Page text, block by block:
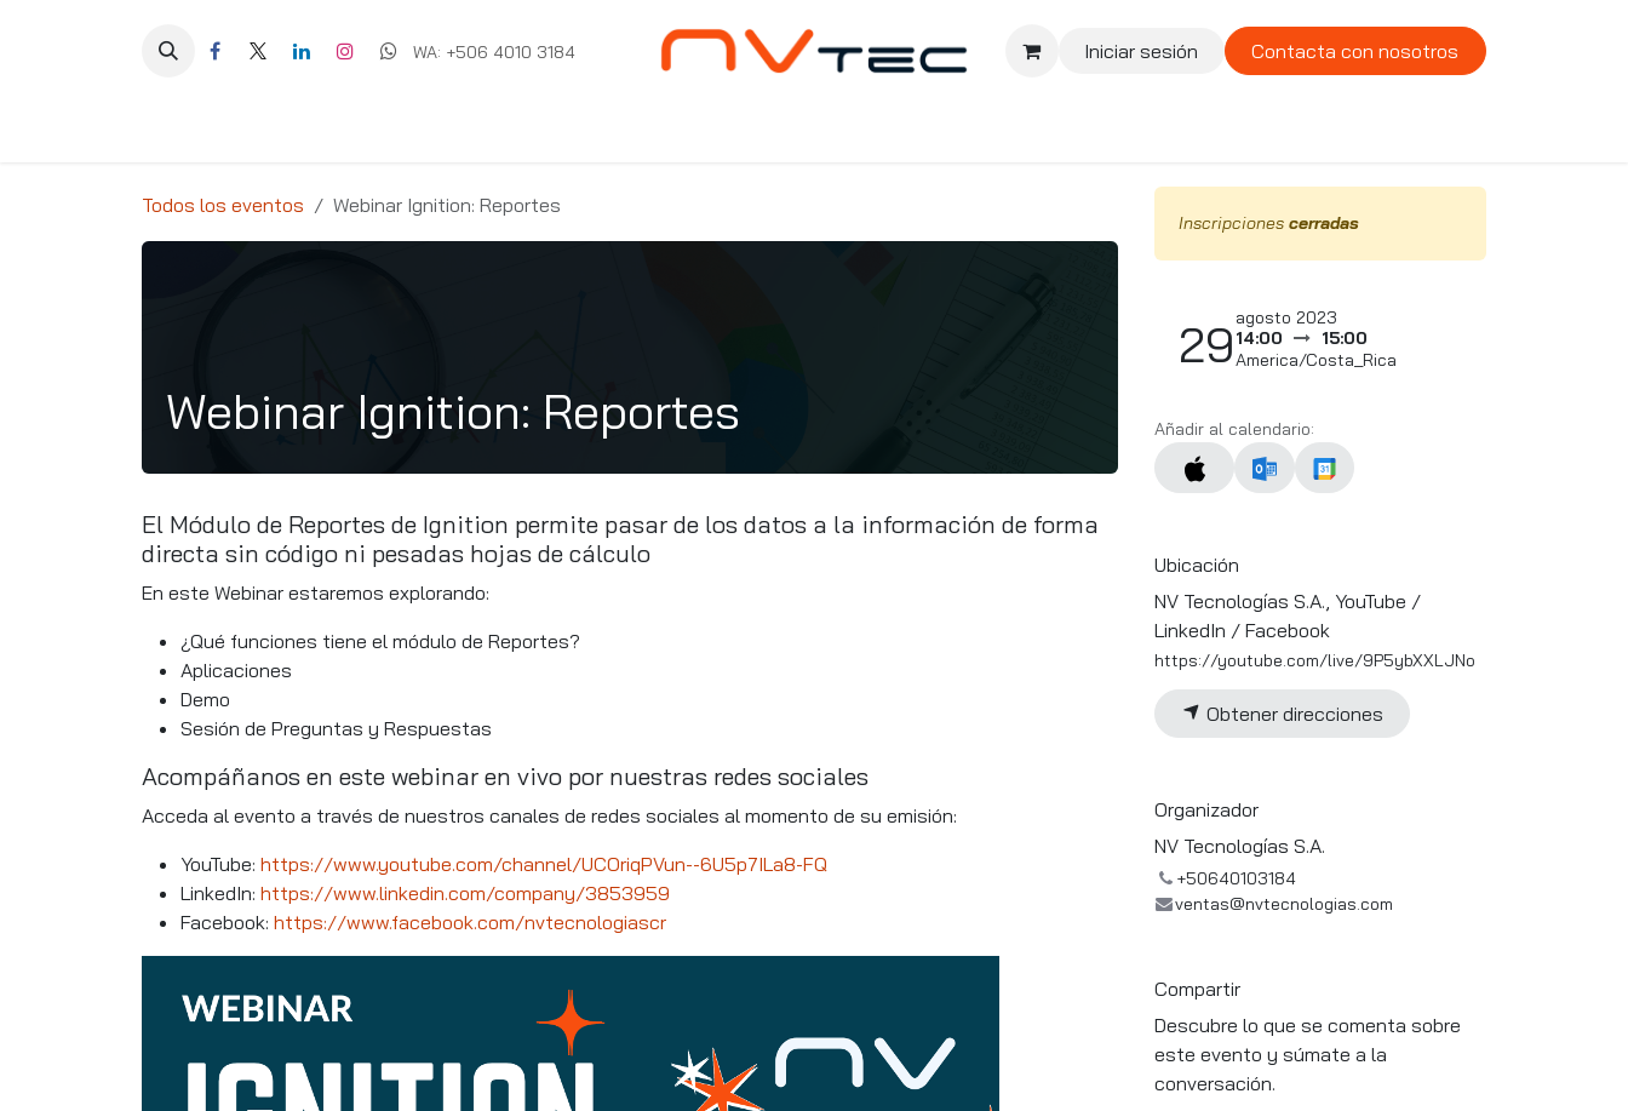
WA: +506 4010 3184 Iniciar sesión Contacta con nosotros
Todos los eventos Webinar Ignition: Reportes
Webinar Ignition: Reportes
El Módulo de Reportes de Ignition permite pasar de los datos a la información de forma
directa sin código ni pesadas hojas de cálculo
En este Webinar estaremos explorando:
¿Qué funciones tiene el módulo de Reportes?
Aplicaciones
Demo
Sesión de Preguntas y Respuestas
Acompáñanos en este webinar en vivo por nuestras redes sociales
Acceda al evento a través de nuestros canales de redes sociales al momento de su emisión:
YouTube: https://www.youtube.com/channel/UCOriqPVun--6U5p7ILa8-FQ
LinkedIn: https://www.linkedin.com/company/3853959
Facebook: https://www.facebook.com/nvtecnologiascr
Inscripciones cerradas
29 agosto 2023
14:00
15:00
America/Costa_Rica
Añadir al calendario:
Ubicación
NV Tecnologías S.A., YouTube /
LinkedIn / Facebook
https://youtube.com/live/9P5ybXXLJNo
Obtener direcciones
Organizador
NV Tecnologías S.A.
+50640103184
ventas@nvtecnologias.com
Compartir
Descubre lo que se comenta sobre
este evento y súmate a la
conversación.